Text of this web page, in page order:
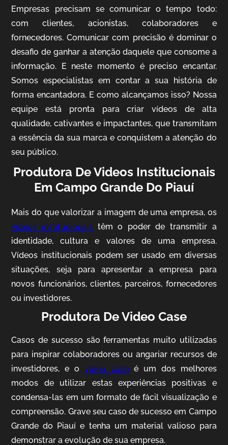
IQVIA
Cobertura de Eventos
Mosaic
Vídeo Case
Empresas precisam se comunicar o tempo todo:
com clientes, acionistas, colaboradores e
fornecedores. Comunicar com precisão é dominar o
desafio de ganhar a atenção daquele que consome a
informação. E neste momento é preciso encantar.
Somos especialistas em contar a sua história de
forma encantadora. E como alcançamos isso? Nossa
equipe está pronta para criar vídeos de alta
qualidade, cativantes e impactantes, que transmitam
a essência da sua marca e conquistem a atenção do
seu público.
Produtora De Videos Institucionais
Em Campo Grande Do Piauí
Mais do que valorizar a imagem de uma empresa, os
vídeos institucionais têm o poder de transmitir a
identidade, cultura e valores de uma empresa.
Vídeos institucionais podem ser usado em diversas
situações, seja para apresentar a empresa para
novos funcionários, clientes, parceiros, fornecedores
ou investidores.
Produtora De Video Case
Casos de sucesso são ferramentas muito utilizadas
para inspirar colaboradores ou angariar recursos de
investidores, e ovideo case é um dos melhores
modos de utilizar estas experiências positivas e
condensa-las em um formato de fácil visualização e
compreensão. Grave seu caso de sucesso em Campo
Grande do Piauí e tenha um material valioso para
demonstrar a evolução de sua empresa.